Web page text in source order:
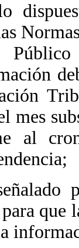
mes
al
que